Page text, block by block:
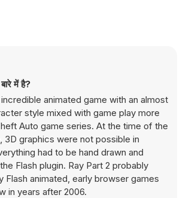
में है?
incredible animated game with an almost
style mixed with game play more
Auto game series. At the time of the
3D graphics were not possible in
had to be hand drawn and
Flash plugin. Ray Part 2 probably
Flash animated, early browser games
in years after 2006.